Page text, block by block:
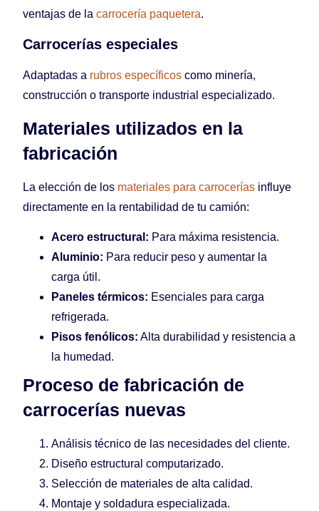
ventajas de la carrocería paquetera.
Carrocerías especiales
Adaptadas a rubros específicos como minería,
construcción o transporte industrial especializado.
Materiales utilizados en la
fabricación
La elección de los materiales para carrocerías influye
directamente en la rentabilidad de tu camión:
Acero estructural: Para máxima resistencia.
Aluminio: Para reducir peso y aumentar la
carga útil.
Paneles térmicos: Esenciales para carga
refrigerada.
Pisos fenólicos: Alta durabilidad y resistencia a
la humedad.
Proceso de fabricación de
carrocerías nuevas
Análisis técnico de las necesidades del cliente.
Diseño estructural computarizado.
Selección de materiales de alta calidad.
Montaje y soldadura especializada.